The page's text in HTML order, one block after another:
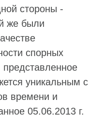
стороны -
же были
спорных
уникальным с
времени и
05.06.2013 г.